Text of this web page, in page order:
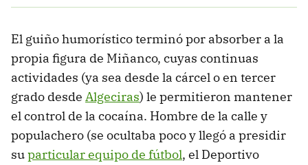
El guiño humorístico terminó por absorber a la
propia figura de Miñanco, cuyas continuas
actividades (ya sea desde la cárcel o en tercer
grado desde Algeciras) le permitieron mantener
el control de la cocaína. Hombre de la calle y
populachero (se ocultaba poco y llegó a presidir
suparticular equipo de fútbol, el Deportivo